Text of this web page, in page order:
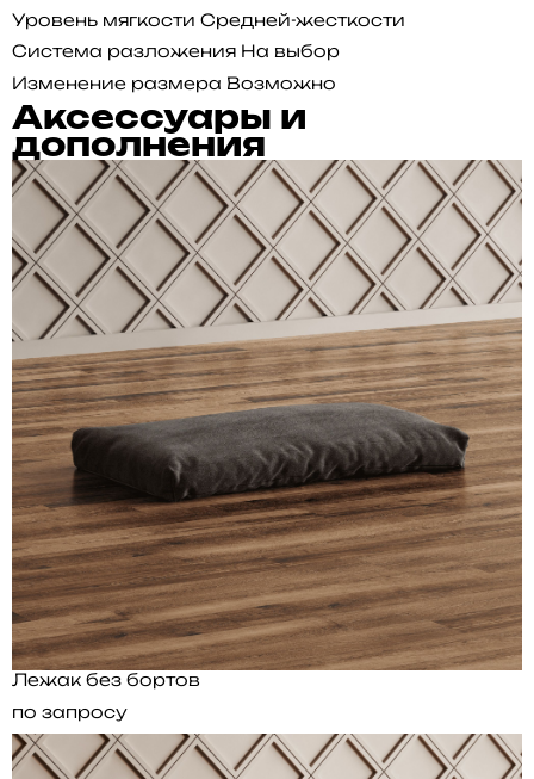
Уровень мягкости Средней-жесткости
Система разложения На выбор
Изменение размера Возможно
Аксессуары и
дополнения
Лежак без бортов
по запросу